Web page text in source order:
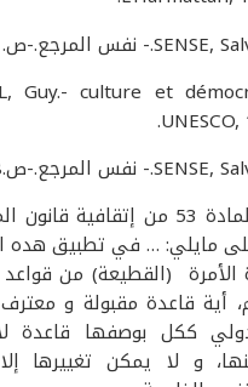
Guy.- culture et
- تنص المادة 53 من إتقافية
1969 على مايلي: … في تطبيق هده
الأمرة (القطيعة) من قواعد
أية قاعدة مقبولة و
ككل بوصفها قاعدة
و لا يمكن تغييرها